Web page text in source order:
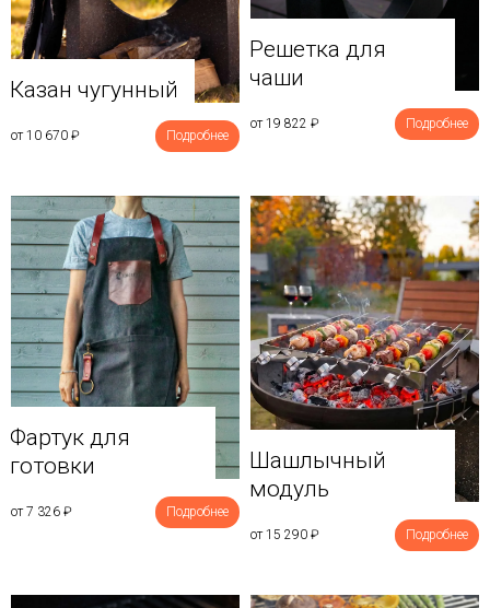
Казан чугунный
от 10 670 ₽ Подробнее
Решетка для
чаши
от 19 822 ₽ Подробнее
Фартук для
готовки
от 7 326 ₽ Подробнее
Шашлычный
модуль
от 15 290 ₽ Подробнее